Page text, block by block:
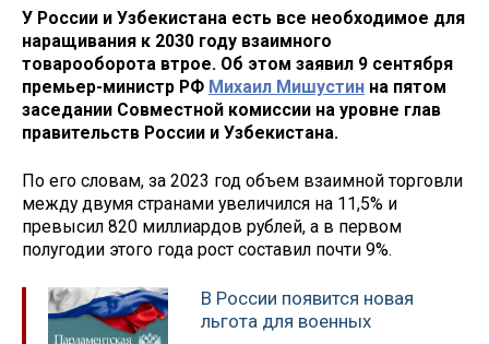
У России и Узбекистана есть все необходимое для
наращивания к 2030 году взаимного
товарооборота втрое. Об этом заявил 9 сентября
премьер-министр РФ Михаил Мишустин на пятом
заседании Совместной комиссии на уровне глав
правительств России и Узбекистана.
По его словам, за 2023 год объем взаимной торговли
между двумя странами увеличился на 11,5% и
превысил 820 миллиардов рублей, а в первом
полугодии этого года рост составил почти 9%.
В России появится новая
льгота для военных